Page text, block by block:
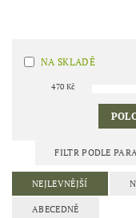
NA SKLADĚ
470 Kč
FILTR PODLE
NEJLEVNĚJŠÍ
ABECEDNĚ